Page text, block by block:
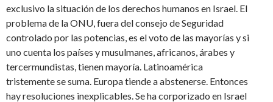
exclusivo la situación de los derechos humanos en Israel. El
problema de la ONU, fuera del consejo de Seguridad
controlado por las potencias, es el voto de las mayorías y si
uno cuenta los países y musulmanes, africanos, árabes y
tercermundistas, tienen mayoría. Latinoamérica
tristemente se suma. Europa tiende a abstenerse. Entonces
hay resoluciones inexplicables. Se ha corporizado en Israel